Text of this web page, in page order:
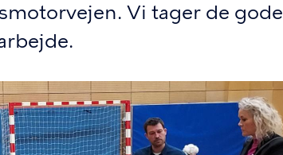
Vi tager de gode